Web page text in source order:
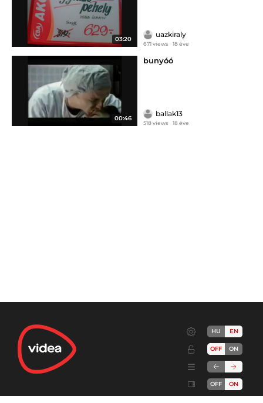
03:20
uazkiraly
671 views 18 éve
00:46
bunyóó
ballak13
518 views 18 éve
HU EN
OFF ON
OFF ON